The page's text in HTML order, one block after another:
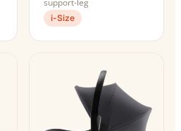
support-leg
i-Size